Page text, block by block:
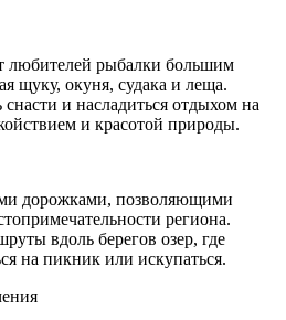
любителей рыбалки большим
щуку, окуня, судака и леща.
и насладиться отдыхом на
и красотой природы.
дорожками, позволяющими
региона.
вдоль берегов озер, где
на пикник или искупаться.